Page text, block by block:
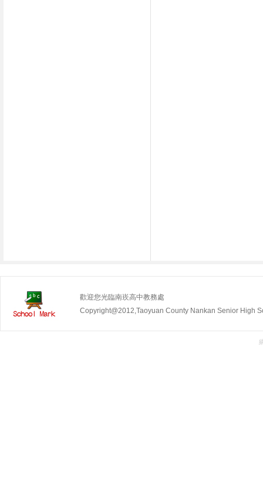
歡迎您光臨南崁高中教務處
Copyright@2012,Taoyuan County Nankan Senior High